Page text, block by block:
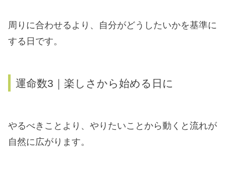
周りに合わせるより、自分がどうしたいかを基準に
する日です。
運命数3｜楽しさから始める日に
やるべきことより、やりたいことから動くと流れが
自然に広がります。